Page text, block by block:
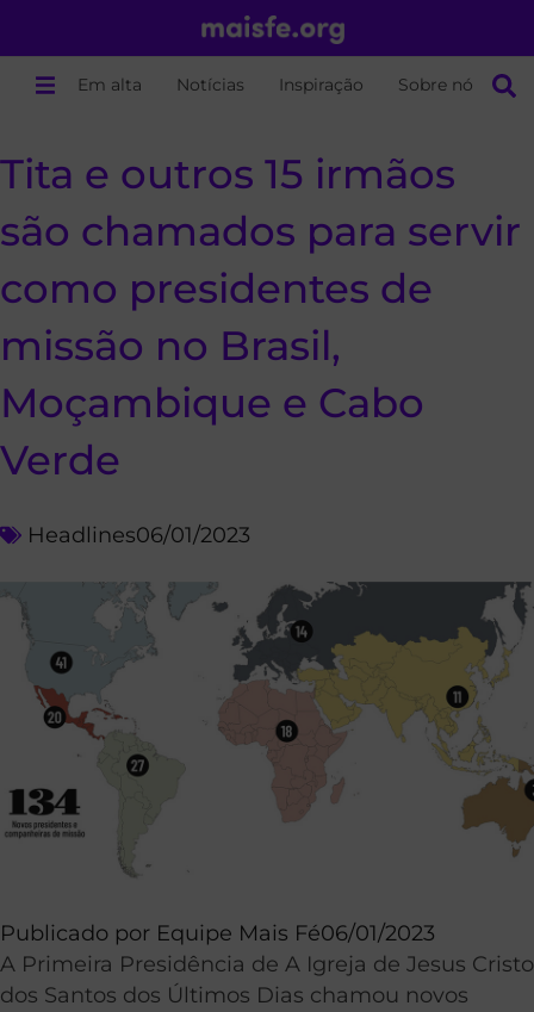
Em alta Notícias Inspiração Sobre nós
Tita e outros 15 irmãos
são chamados para servir
como presidentes de
missão no Brasil,
Moçambique e Cabo
Verde
Headlines06/01/2023
Publicado por Equipe Mais Fé06/01/2023
A Primeira Presidência de A Igreja de Jesus Cristo
dos Santos dos Últimos Dias chamou novos